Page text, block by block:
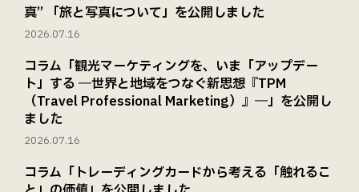
真” 「旅と写真について」を公開しました
2026.07.16
コラム「観光マーケティングを、いま「アップデー
ト」する ―世界と地域をつなぐ新思想『TPM
（Travel Professional Marketing）』―」を公開し
ました
2026.07.16
コラム「トレーディングカードから考える「触れるこ